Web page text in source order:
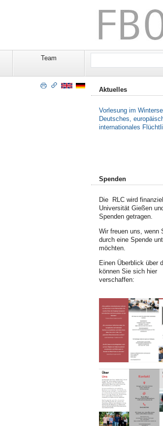
Team
Website
Aktuelles
Vorlesung im
Deutsches,
internationales
Spenden
Die RLC wird
Universität Gießen
Spenden getragen.
Wir freuen uns, wenn
durch eine Spende
möchten.
Einen Überblick über
können Sie sich hier
verschaffen: